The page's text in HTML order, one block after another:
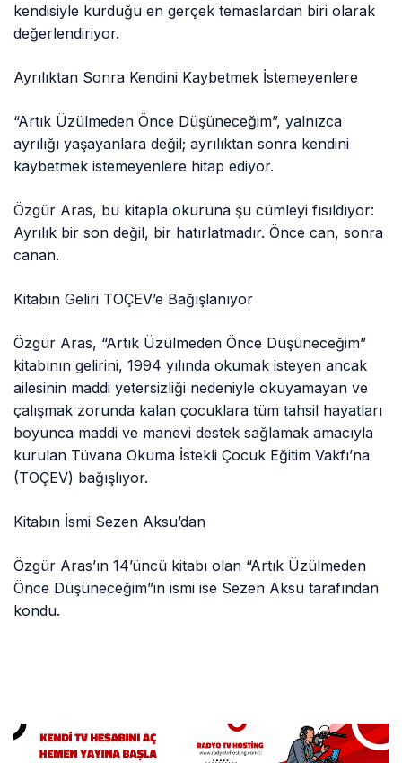
kendisiyle kurduğu en gerçek temaslardan biri olarak
değerlendiriyor.
Ayrılıktan Sonra Kendini Kaybetmek İstemeyenlere
“Artık Üzülmeden Önce Düşüneceğim”, yalnızca
ayrılığı yaşayanlara değil; ayrılıktan sonra kendini
kaybetmek istemeyenlere hitap ediyor.
Özgür Aras, bu kitapla okuruna şu cümleyi fısıldıyor:
Ayrılık bir son değil, bir hatırlatmadır. Önce can, sonra
canan.
Kitabın Geliri TOÇEV’e Bağışlanıyor
Özgür Aras, “Artık Üzülmeden Önce Düşüneceğim”
kitabının gelirini, 1994 yılında okumak isteyen ancak
ailesinin maddi yetersizliği nedeniyle okuyamayan ve
çalışmak zorunda kalan çocuklara tüm tahsil hayatları
boyunca maddi ve manevi destek sağlamak amacıyla
kurulan Tüvana Okuma İstekli Çocuk Eğitim Vakfı’na
(TOÇEV) bağışlıyor.
Kitabın İsmi Sezen Aksu’dan
Özgür Aras’ın 14’üncü kitabı olan “Artık Üzülmeden
Önce Düşüneceğim”in ismi ise Sezen Aksu tarafından
kondu.